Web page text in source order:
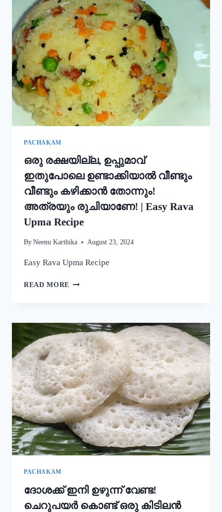
ഇതും
കൂടി
ചേർത്ത്
പൊടി
നനക്കു!
ചോറ്
കൊണ്ട്
നല്ല
സോഫ്റ്റ്
പുട്ട്
റെഡി!!
|
PACHAKAM
ഒരു രക്ഷയില്ല, ഉപ്പുമാവ്
ഇതുപോലെ ഉണ്ടാക്കിയാൽ വീണ്ടും
വീണ്ടും കഴിക്കാൻ തോന്നും!
അത്രയും രുചിയാണേ! | Easy Rava
Upma Recipe
By Neenu Karthika August 23, 2024
Easy Rava Upma Recipe
READ MORE ഒരു
ഉണ്ടാക്കിയാൽ
വീണ്ടും
വീണ്ടും
കഴിക്കാൻ
തോന്നും!
അത്രയും
രുചിയാണേ!
|
EASY
RAVA
UPMA
RECIPE
PACHAKAM
ദോശക്ക് ഇനി ഉഴുന്ന് വേണ്ട!
ചെറുപയർ കൊണ്ട് ഒരു കിടിലൻ